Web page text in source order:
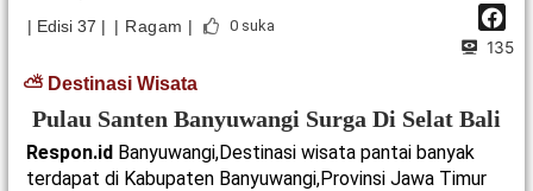
| Edisi 37 | | Ragam | 0suka
135
⛅ Destinasi Wisata
Pulau Santen Banyuwangi Surga Di Selat Bali
Respon.id Banyuwangi,Destinasi wisata pantai banyak
terdapat di Kabupaten Banyuwangi,Provinsi Jawa Timur